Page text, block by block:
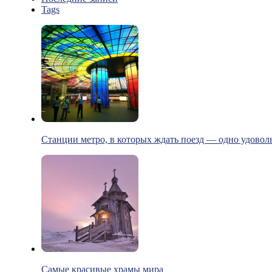
Tags
Станции метро, в которых ждать поезд — одно
Самые красивые храмы мира